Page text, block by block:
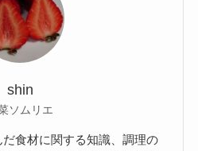
shin
ソムリエ
食材に関する知識、調理の